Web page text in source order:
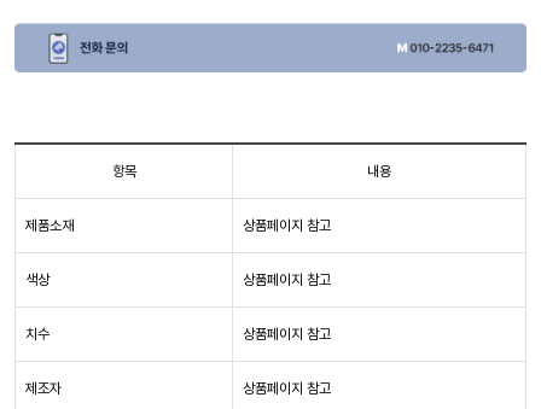
항목 내용
제품소재 상품페이지 참고
색상 상품페이지 참고
치수 상품페이지 참고
제조자 상품페이지 참고